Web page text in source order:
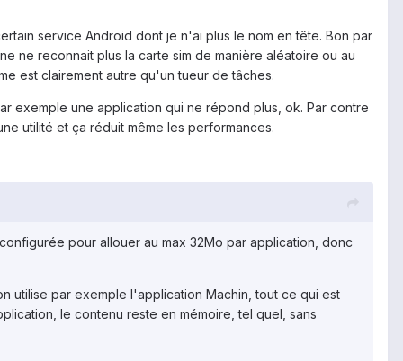
service Android dont je n'ai plus le nom en tête. Bon par
ne reconnait plus la carte sim de manière aléatoire ou au
est clairement autre qu'un tueur de tâches.
exemple une application qui ne répond plus, ok. Par contre
utilité et ça réduit même les performances.
pour allouer au max 32Mo par application, donc
utilise par exemple l'application Machin, tout ce qui est
le contenu reste en mémoire, tel quel, sans